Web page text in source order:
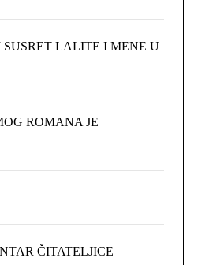
LALITE I MENE U
ROMANA JE
ČITATELJICE